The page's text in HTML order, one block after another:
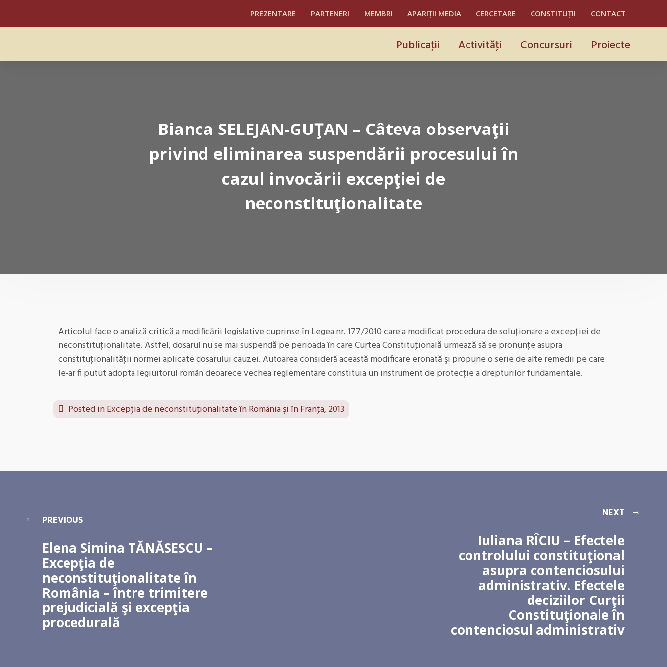
PREZENTARE PARTENERI MEMBRI APARIȚII MEDIA CERCETARE CONSTITUȚII CONTACT
Publicaţii Activităţi Concursuri Proiecte
Bianca SELEJAN-GUŢAN – Câteva observaţii
privind eliminarea suspendării procesului în
cazul invocării excepţiei de
neconstituţionalitate
Articolul face o analiză critică a modificării legislative cuprinse în Legea nr. 177/2010 care a modificat procedura de soluţionare a excepţiei de
neconstituţionalitate. Astfel, dosarul nu se mai suspendă pe perioada în care Curtea Constituţională urmează să se pronunţe asupra
constituţionalităţii normei aplicate dosarului cauzei. Autoarea consideră această modificare eronată şi propune o serie de alte remedii pe care
le-ar fi putut adopta legiuitorul român deoarece vechea reglementare constituia un instrument de protecţie a drepturilor fundamentale.
Posted inExcepţia de neconstituţionalitate în România şi în Franţa, 2013
PREVIOUS
Elena Simina TĂNĂSESCU –
Excepţia de
neconstituţionalitate în
România – între trimitere
prejudicială şi excepţia
procedurală
NEXT
Iuliana RÎCIU – Efectele
controlului constituţional
asupra contenciosului
administrativ. Efectele
deciziilor Curţii
Constituţionale în
contenciosul administrativ